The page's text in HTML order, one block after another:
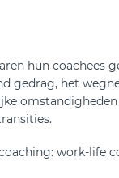
hun coachees
gedrag, het
work-life